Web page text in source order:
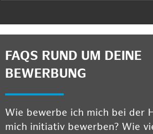
FAQS RUND UM DEINE
BEWERBUNG
Wie bewerbe ich mich bei der
mich initiativ bewerben? Wie